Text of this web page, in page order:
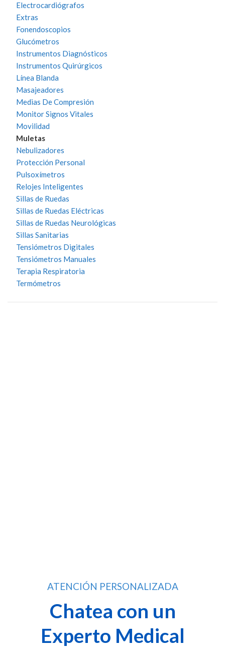
Electrocardiógrafos
Extras
Fonendoscopios
Glucómetros
Instrumentos Diagnósticos
Instrumentos Quirúrgicos
Línea Blanda
Masajeadores
Medias De Compresión
Monitor Signos Vitales
Movilidad
Muletas
Nebulizadores
Protección Personal
Pulsoxímetros
Relojes Inteligentes
Sillas de Ruedas
Sillas de Ruedas Eléctricas
Sillas de Ruedas Neurológicas
Sillas Sanitarias
Tensiómetros Digitales
Tensiómetros Manuales
Terapia Respiratoria
Termómetros
ATENCIÓN PERSONALIZADA
Chatea con un
Experto Medical